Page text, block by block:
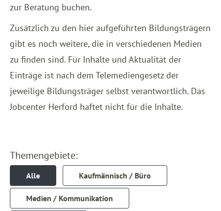
zur Beratung buchen.
Zusätzlich zu den hier aufgeführten Bildungsträgern
gibt es noch weitere, die in verschiedenen Medien
zu finden sind. Für Inhalte und Aktualität der
Einträge ist nach dem Telemediengesetz der
jeweilige Bildungsträger selbst verantwortlich. Das
Jobcenter Herford haftet nicht für die Inhalte.
Themengebiete:
Alle Kaufmännisch / Büro
Medien / Kommunikation